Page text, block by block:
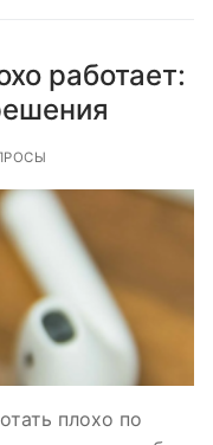
работает:
плохо по